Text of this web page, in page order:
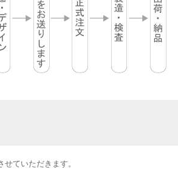
ていただきます。